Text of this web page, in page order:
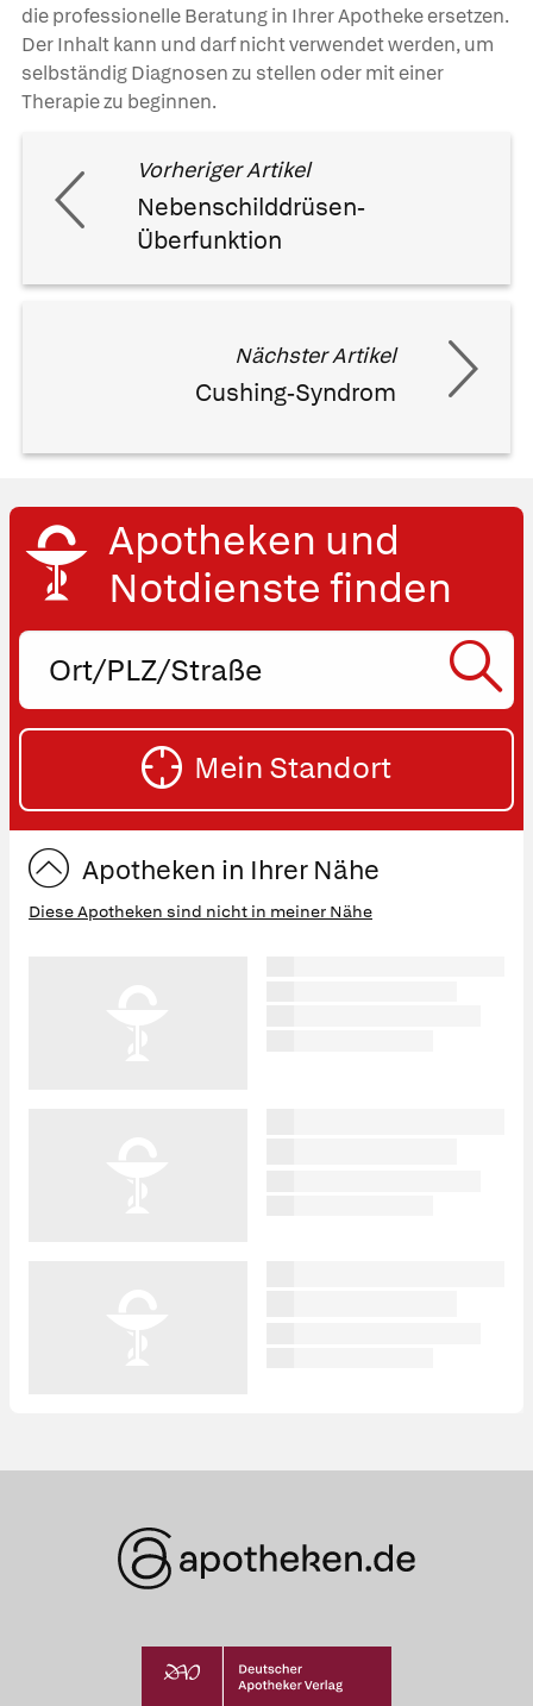
die professionelle Beratung in Ihrer Apotheke ersetzen.
Der Inhalt kann und darf nicht verwendet werden, um
selbständig Diagnosen zu stellen oder mit einer
Therapie zu beginnen.
Vorheriger Artikel
Nebenschilddrüsen-
Überfunktion
Nächster Artikel
Cushing-Syndrom
Apotheken und
Notdienste finden
Ort,
oder
Straße
Mein Standort
Apotheken in Ihrer Nähe
Diese Apotheken sind nicht in meiner Nähe